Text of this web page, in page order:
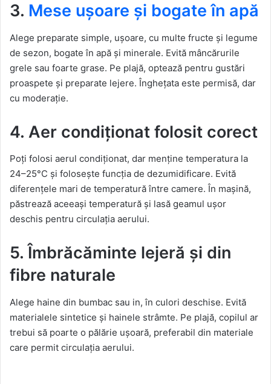
3. Mese ușoare și bogate în apă
Alege preparate simple, ușoare, cu multe fructe și legume
de sezon, bogate în apă și minerale. Evită mâncărurile
grele sau foarte grase. Pe plajă, optează pentru gustări
proaspete și preparate lejere. Înghețata este permisă, dar
cu moderație.
4. Aer condiționat folosit corect
Poți folosi aerul condiționat, dar menține temperatura la
24–25°C și folosește funcția de dezumidificare. Evită
diferențele mari de temperatură între camere. În mașină,
păstrează aceeași temperatură și lasă geamul ușor
deschis pentru circulația aerului.
5. Îmbrăcăminte lejeră și din
fibre naturale
Alege haine din bumbac sau in, în culori deschise. Evită
materialele sintetice și hainele strâmte. Pe plajă, copilul ar
trebui să poarte o pălărie ușoară, preferabil din materiale
care permit circulația aerului.